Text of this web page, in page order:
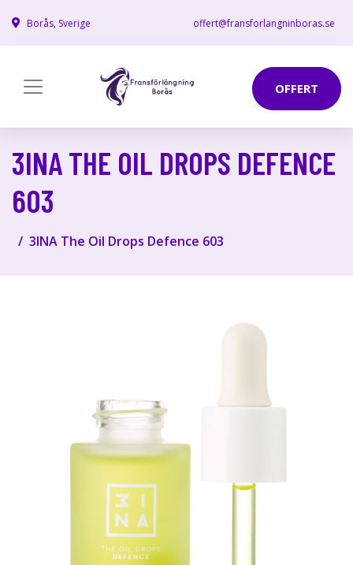
Borås, Sverige offert@fransforlangninboras.se
OFFERT
3INA THE OIL DROPS DEFENCE
603
3INA The Oil Drops Defence 603